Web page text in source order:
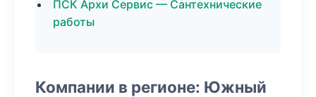
ПСК Архи Сервис — Сантехнические
работы
Компании в регионе: Южный